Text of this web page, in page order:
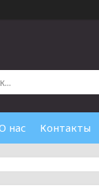
нас Контакты